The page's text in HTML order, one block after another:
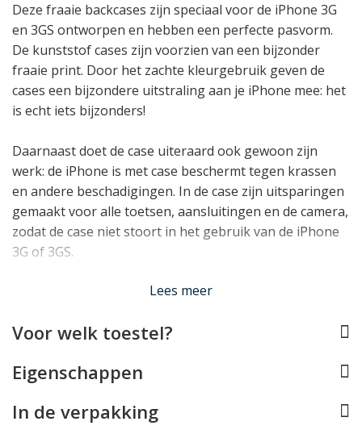
Deze fraaie backcases zijn speciaal voor de iPhone 3G
en 3GS ontworpen en hebben een perfecte pasvorm.
De kunststof cases zijn voorzien van een bijzonder
fraaie print. Door het zachte kleurgebruik geven de
cases een bijzondere uitstraling aan je iPhone mee: het
is echt iets bijzonders!
Daarnaast doet de case uiteraard ook gewoon zijn
werk: de iPhone is met case beschermt tegen krassen
en andere beschadigingen. In de case zijn uitsparingen
gemaakt voor alle toetsen, aansluitingen en de camera,
zodat de case niet stoort in het gebruik van de iPhone
3G of 3GS.
Lees minder
Lees meer
Voor welk toestel?
Eigenschappen
In de verpakking